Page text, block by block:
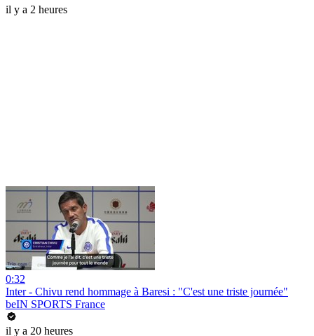
il y a 2 heures
0:32
Inter - Chivu rend hommage à Baresi : "C'est une triste journée"
beIN SPORTS France
il y a 20 heures